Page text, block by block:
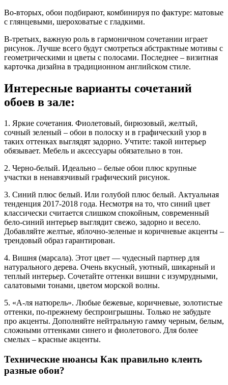
Во-вторых, обои подбирают, комбинируя по фактуре: матовые
с глянцевыми, шероховатые с гладкими.
В-третьих, важную роль в гармоничном сочетании играет
рисунок. Лучше всего будут смотреться абстрактные мотивы с
геометрическими и цветы с полосами. Последнее – визитная
карточка дизайна в традиционном английском стиле.
Интересные варианты сочетаний
обоев в зале:
1. Яркие сочетания. Фиолетовый, бирюзовый, желтый,
сочный зеленый – обои в полоску и в графический узор в
таких оттенках выглядят задорно. Учтите: такой интерьер
обязывает. Мебель и аксессуары обязательно в тон.
2. Черно-белый. Идеально – белые обои плюс крупные
участки в ненавязчивый графический рисунок.
3. Синий плюс белый. Или голубой плюс белый. Актуальная
тенденция 2017-2018 года. Несмотря на то, что синий цвет
классически считается слишком спокойным, современный
бело-синий интерьер выглядит свежо, задорно и весело.
Добавляйте желтые, яблочно-зеленые и коричневые акценты –
трендовый образ гарантирован.
4. Вишня (марсала). Этот цвет — чудесный партнер для
натурального дерева. Очень вкусный, уютный, шикарный и
теплый интерьер. Сочетайте оттенки вишни с изумрудными,
салатовыми тонами, цветом морской волны.
5. «А-ля натюрель». Любые бежевые, коричневые, золотистые
оттенки, по-прежнему беспроигрышны. Только не забудьте
про акценты. Дополняйте нейтральную гамму черным, белым,
сложными оттенками синего и фиолетового. Для более
смелых – красные акценты.
Технические нюансы Как правильно клеить
разные обои?